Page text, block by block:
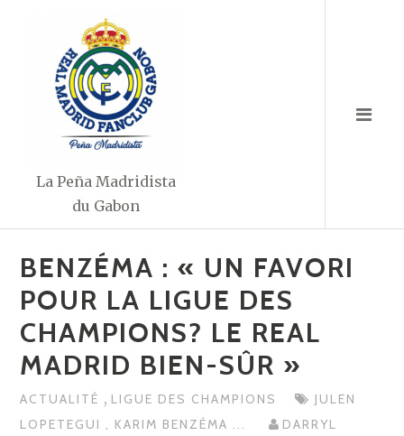
La Peña Madridista
du Gabon
BENZÉMA : « UN FAVORI
POUR LA LIGUE DES
CHAMPIONS? LE REAL
MADRID BIEN-SÛR »
ACTUALITÉ , LIGUE DES CHAMPIONS
JULEN
LOPETEGUI , KARIM BENZÉMA ...
DARRYL